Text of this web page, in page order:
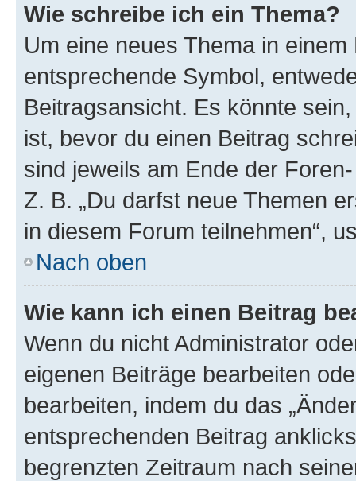
Wie schreibe ich ein Thema?
Um eine neues Thema in
entsprechende Symbol,
Beitragsansicht. Es könnte
ist, bevor du einen Beitrag
sind jeweils am Ende der
Z. B. „Du darfst neue Themen
in diesem Forum teilnehmen“,
Nach oben
Wie kann ich einen Beitrag
Wenn du nicht Administrator
eigenen Beiträge bearbeiten
bearbeiten, indem du das
entsprechenden Beitrag
begrenzten Zeitraum nach